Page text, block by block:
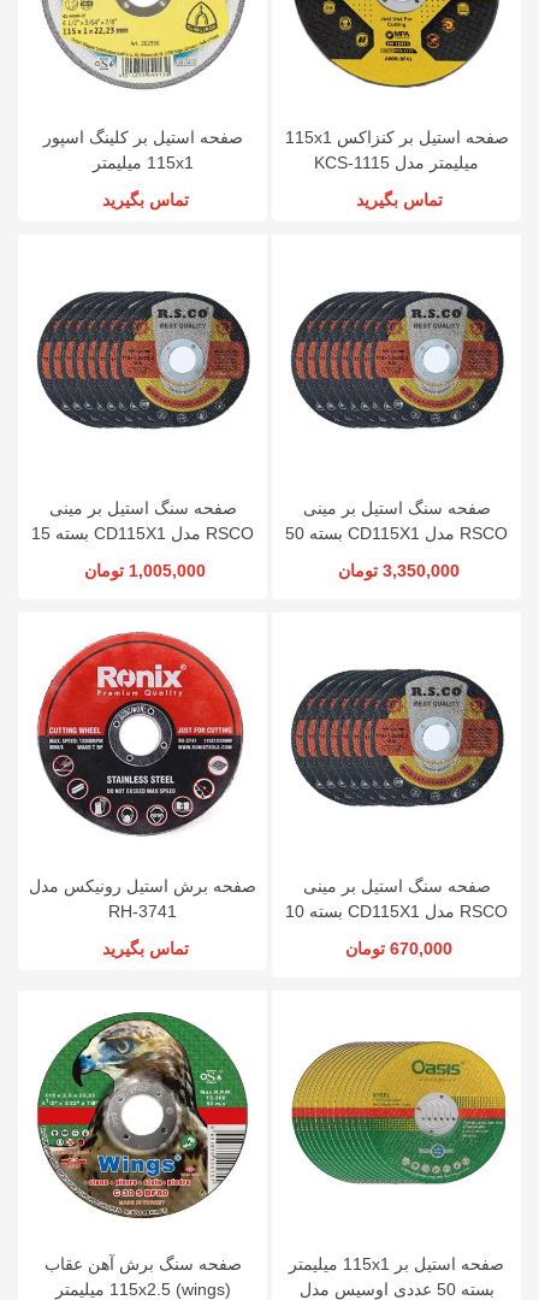
صفحه استیل بر کنزاکس 115x1
میلیمتر مدل KCS-1115
تماس بگیرید
صفحه استیل بر کلینگ اسپور
115x1 میلیمتر
تماس بگیرید
صفحه سنگ استیل بر مینی
RSCO مدل CD115X1 بسته 50
3,350,000 تومان
صفحه سنگ استیل بر مینی
RSCO مدل CD115X1 بسته 15
1,005,000 تومان
صفحه سنگ استیل بر مینی
RSCO مدل CD115X1 بسته 10
670,000 تومان
صفحه برش استیل رونیکس مدل
RH-3741
تماس بگیرید
صفحه استیل بر 115x1 میلیمتر
بسته 50 عددی اوسیس مدل
صفحه سنگ برش آهن عقاب
(wings) 115x2.5 میلیمتر